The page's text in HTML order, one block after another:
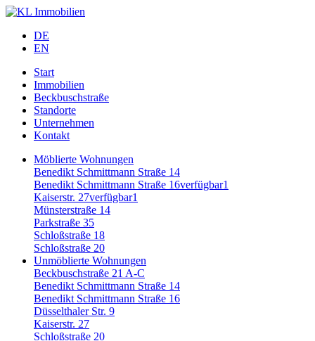
DE
EN
Start
Immobilien
Beckbuschstraße
Standorte
Unternehmen
Kontakt
Möblierte Wohnungen
Benedikt Schmittmann Straße 14
Benedikt Schmittmann Straße 16verfügbar1
Kaiserstr. 27verfügbar1
Münsterstraße 14
Parkstraße 35
Schloßstraße 18
Schloßstraße 20
Unmöblierte Wohnungen
Beckbuschstraße 21 A-C
Benedikt Schmittmann Straße 14
Benedikt Schmittmann Straße 16
Düsselthaler Str. 9
Kaiserstr. 27
Schloßstraße 20